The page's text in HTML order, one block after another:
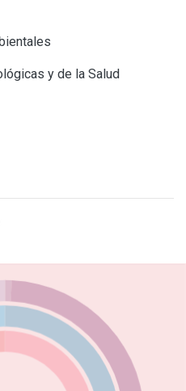
y de la Salud